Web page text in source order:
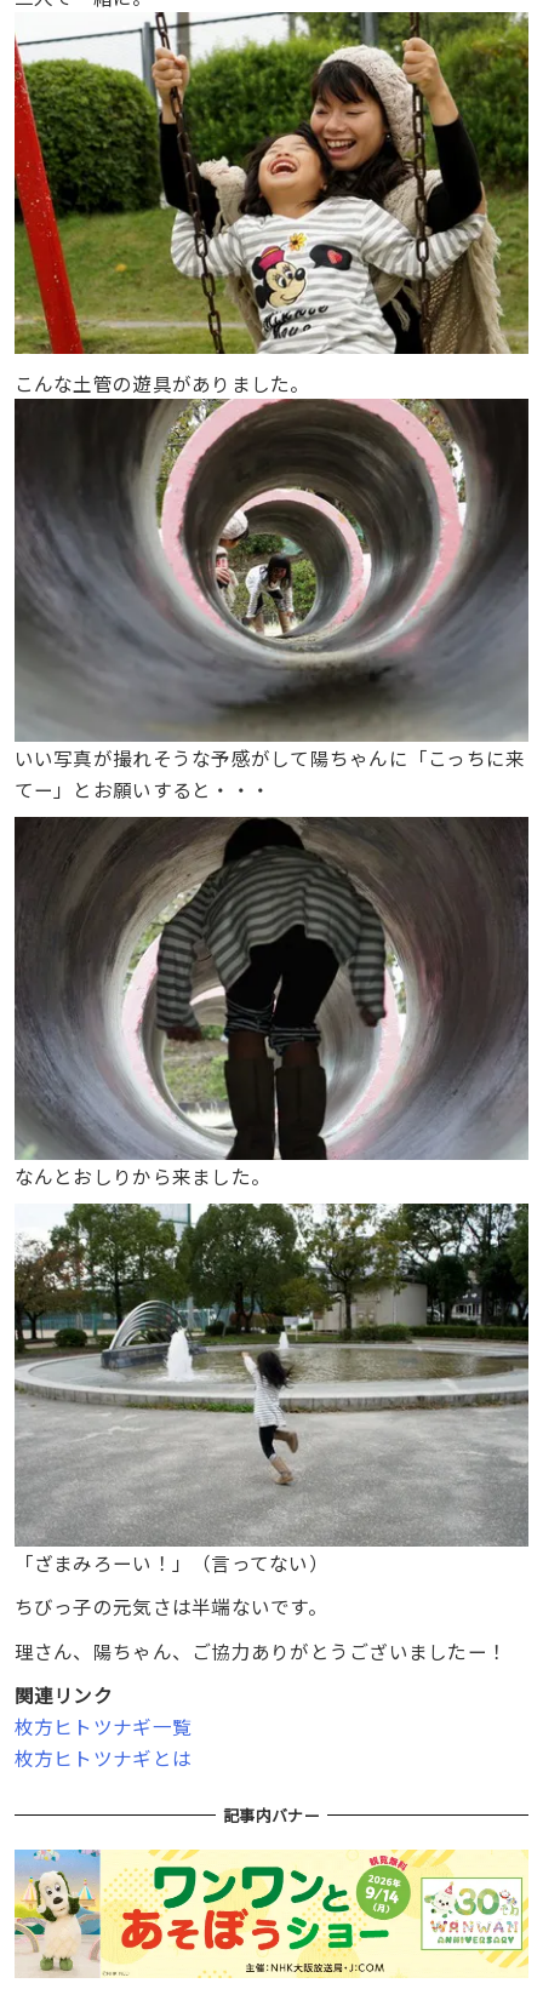
こんな土管の遊具がありました。
いい写真が撮れそうな予感がして陽ちゃんに「こっちに来
てー」とお願いすると・・・
なんとおしりから来ました。
「ざまみろーい！」（言ってない）
ちびっ子の元気さは半端ないです。
理さん、陽ちゃん、ご協力ありがとうございましたー！
関連リンク
枚方ヒトツナギ一覧
枚方ヒトツナギとは
記事内バナー